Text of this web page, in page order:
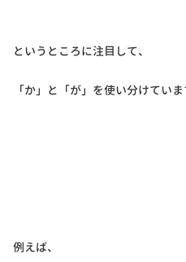
というところに注目して、
「か」と「が」を使い分けていま
例えば、